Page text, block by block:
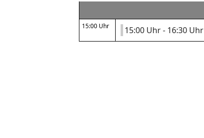
15:00 Uhr 15:00 Uhr - 16:30 Uhr